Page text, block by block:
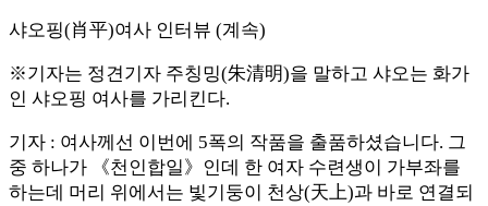
샤오핑(肖平)여사 인터뷰 (계속)
※기자는 정견기자 주칭밍(朱清明)을 말하고 샤오는 화가
인 샤오핑 여사를 가리킨다.
기자 : 여사께선 이번에 5폭의 작품을 출품하셨습니다. 그
중 하나가 《천인합일》인데 한 여자 수련생이 가부좌를
하는데 머리 위에서는 빛기둥이 천상(天上)과 바로 연결되